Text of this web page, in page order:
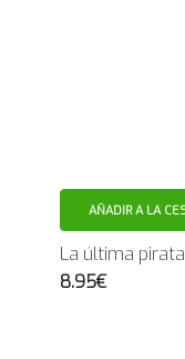
AÑADIR A LA
La última pirata
8.95€